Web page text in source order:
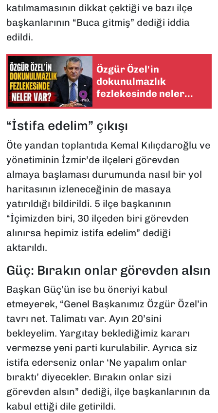
katılmamasının dikkat çektiği ve bazı ilçe
başkanlarının “Buca gitmiş” dediği iddia
edildi.
Özgür Özel'in
dokunulmazlık
fezlekesinde neler
“İstifa edelim” çıkışı
Öte yandan toplantıda Kemal Kılıçdaroğlu ve
yönetiminin İzmir’de ilçeleri görevden
almaya başlaması durumunda nasıl bir yol
haritasının izleneceğinin de masaya
yatırıldığı bildirildi. 5 ilçe başkanının
“İçimizden biri, 30 ilçeden biri görevden
alınırsa hepimiz istifa edelim” dediği
aktarıldı.
Güç: Bırakın onlar görevden alsın
Başkan Güç’ün ise bu öneriyi kabul
etmeyerek, “Genel Başkanımız Özgür Özel’in
tavrı net. Talimatı var. Ayın 20’sini
bekleyelim. Yargıtay beklediğimiz kararı
vermezse yeni parti kurulabilir. Ayrıca siz
istifa ederseniz onlar ‘Ne yapalım onlar
bıraktı’ diyecekler. Bırakın onlar sizi
görevden alsın” dediği, ilçe başkanlarının da
kabul ettiği dile getirildi.